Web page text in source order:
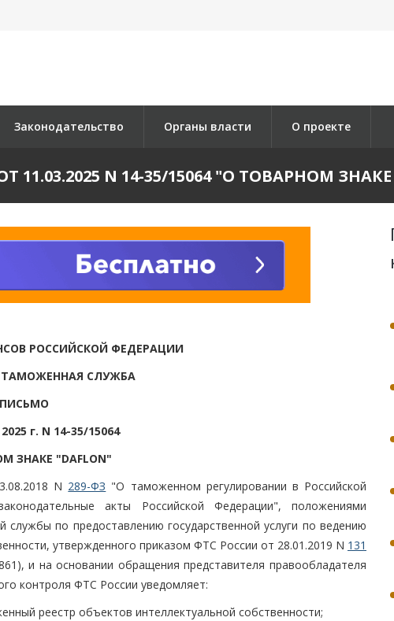
Законодательство Органы власти О проекте
N 14-35/15064 "О ТОВАРНОМ ЗНАКЕ
РОССИЙСКОЙ ФЕДЕРАЦИИ
СЛУЖБА
ПИСЬМО
г. N 14-35/15064
ЗНАКЕ "DAFLON"
N 289-ФЗ "О таможенном регулировании в Российской
акты Российской Федерации", положениями
по предоставлению государственной услуги по ведению
утвержденного приказом ФТС России от 28.01.2019 N 131
и на основании обращения представителя правообладателя
контроля ФТС России уведомляет:
реестр объектов интеллектуальной собственности;